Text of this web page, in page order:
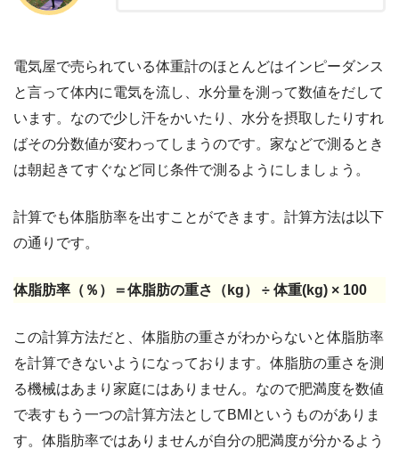
電気屋で売られている体重計のほとんどはインピーダンス
と言って体内に電気を流し、水分量を測って数値をだして
います。なので少し汗をかいたり、水分を摂取したりすれ
ばその分数値が変わってしまうのです。家などで測るとき
は朝起きてすぐなど同じ条件で測るようにしましょう。
計算でも体脂肪率を出すことができます。計算方法は以下
の通りです。
体脂肪率（％）＝体脂肪の重さ（kg） ÷ 体重(kg) × 100
この計算方法だと、体脂肪の重さがわからないと体脂肪率
を計算できないようになっております。体脂肪の重さを測
る機械はあまり家庭にはありません。なので肥満度を数値
で表すもう一つの計算方法としてBMIというものがありま
す。体脂肪率ではありませんが自分の肥満度が分かるよう